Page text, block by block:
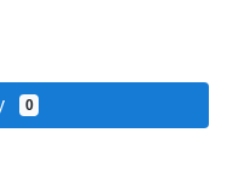
0